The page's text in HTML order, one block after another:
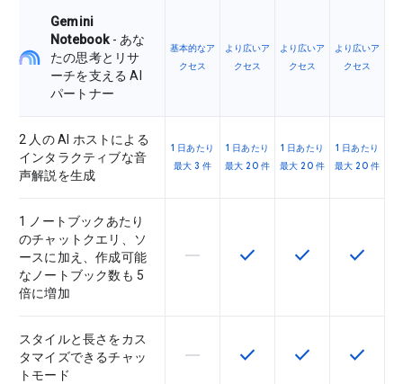
Gemini
Notebook- あな
たの思考とリサ
ーチを支える AI
パートナー
基本的なア
クセス
より広いア
クセス
より広いア
クセス
より広いア
クセス
2 人の AI ホストによる
インタラクティブな音
声解説を生成
1 日あたり
最大 3 件
1 日あたり
最大 20 件
1 日あたり
最大 20 件
1 日あたり
最大 20 件
1 ノートブックあたり
のチャットクエリ、ソ
ースに加え、作成可能
なノートブック数も 5
倍に増加
この機能は該当の SKU でサポー
horizontal_rule この機能は該当の SKU
check この機能は該当
check この機
check
スタイルと長さをカス
タマイズできるチャッ
トモード
この機能は該当の SKU でサポー
horizontal_rule この機能は該当の SKU
check この機能は該当
check この機
check